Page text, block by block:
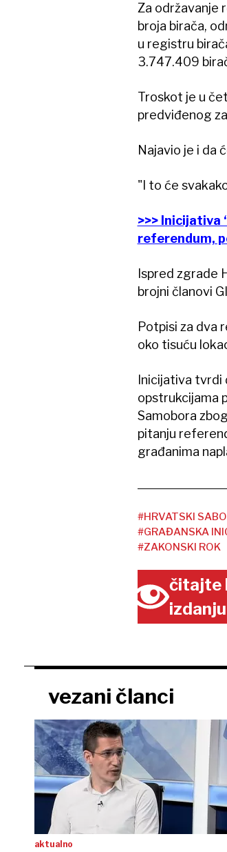
Za održavanje
broja birača,
u registru
3.747.409
Troskot je u
predviđenog
Najavio je i da
"I to će
>>> Inicijativa
referendum,
Ispred zgrade
brojni članovi
Potpisi za dva
oko tisuću
Inicijativa tvrdi
opstrukcijama
Samobora
pitanju
građanima
#HRVATSKI
#GRAĐANSKA
#ZAKONSKI ROK
čitajte
izdanju
vezani članci
aktualno